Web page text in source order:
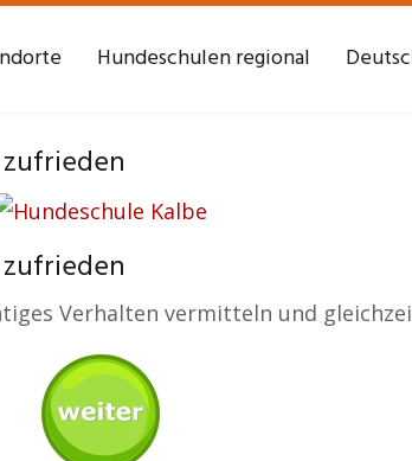
Hundeschulen regional
Verhalten vermitteln und